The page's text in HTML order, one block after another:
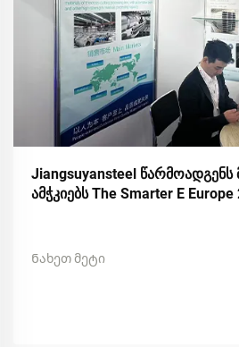
Jiangsuyansteel წარმოადგენს
ამჭკიებს The Smarter E Europe
Ნახეთ მეტი